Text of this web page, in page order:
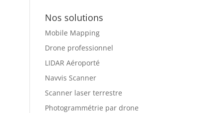
Nos solutions
Mobile Mapping
Drone professionnel
LIDAR Aéroporté
Navvis Scanner
Scanner laser terrestre
Photogrammétrie par drone